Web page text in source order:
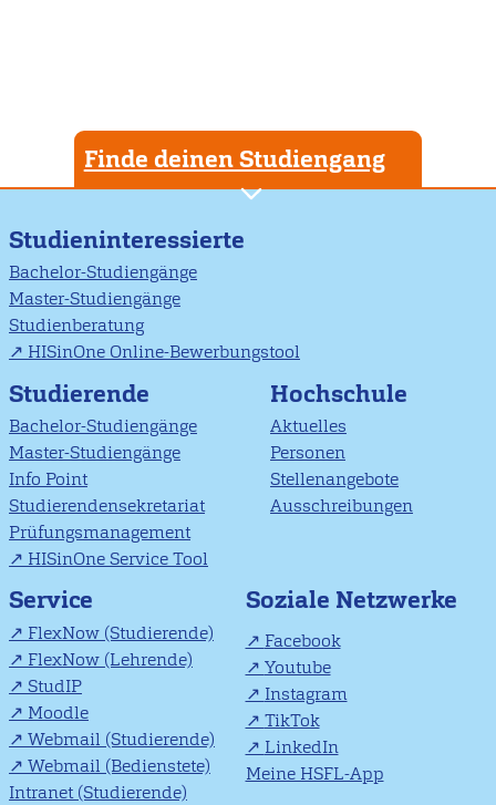
Finde deinen Studiengang
Studieninteressierte
Bachelor-Studiengänge
Master-Studiengänge
Studienberatung
HISinOne Online-Bewerbungstool
Studierende
Bachelor-Studiengänge
Master-Studiengänge
Info Point
Studierendensekretariat
Prüfungsmanagement
HISinOne Service Tool
Hochschule
Aktuelles
Personen
Stellenangebote
Ausschreibungen
Service
FlexNow (Studierende)
FlexNow (Lehrende)
StudIP
Moodle
Webmail (Studierende)
Webmail (Bedienstete)
Intranet (Studierende)
Soziale Netzwerke
Facebook
Youtube
Instagram
TikTok
LinkedIn
Meine HSFL-App